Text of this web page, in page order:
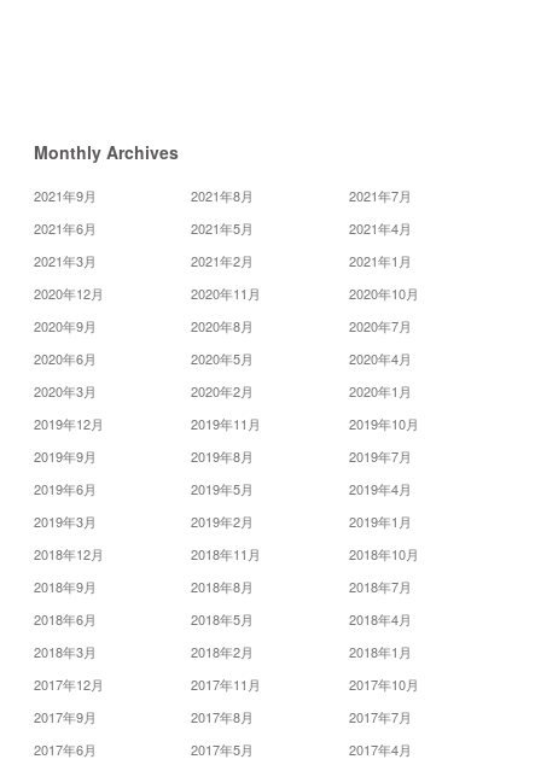
Monthly Archives
2021年9月 2021年8月
2021年7月
2021年6月
2021年5月
2021年4月
2021年3月
2021年2月
2021年1月
2020年12月
2020年11月
2020年10月
2020年9月
2020年8月
2020年7月
2020年6月
2020年5月
2020年4月
2020年3月
2020年2月
2020年1月
2019年12月
2019年11月
2019年10月
2019年9月
2019年8月
2019年7月
2019年6月
2019年5月
2019年4月
2019年3月
2019年2月
2019年1月
2018年12月
2018年11月
2018年10月
2018年9月
2018年8月
2018年7月
2018年6月
2018年5月
2018年4月
2018年3月
2018年2月
2018年1月
2017年12月
2017年11月
2017年10月
2017年9月
2017年8月
2017年7月
2017年6月
2017年5月
2017年4月